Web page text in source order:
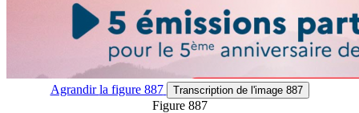
Agrandirla figure 887 Transcription de l'image 887
Figure 887